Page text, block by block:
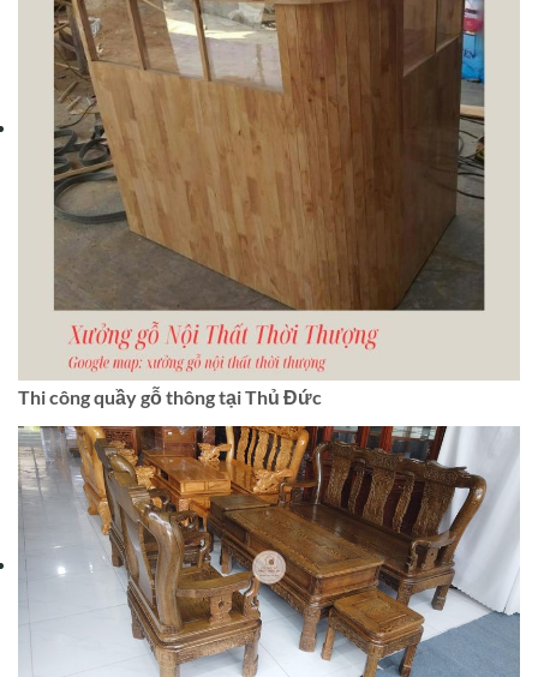
Thi công quầy gỗ thông tại Thủ Đức